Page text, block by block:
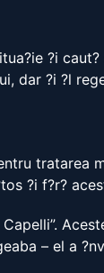
?i
dar ?i ?l
tratarea
?i f?r?
– el a